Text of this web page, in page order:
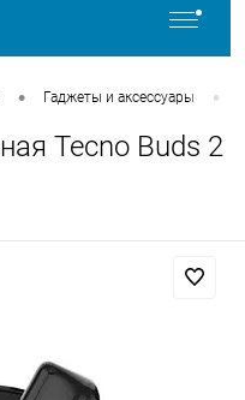
• Гаджеты и аксессуары •
Tecno Buds 2